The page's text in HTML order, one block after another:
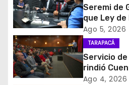
c
i
ó
n
Seremi de
que Ley
Nacional
y el empleo
Ago 5, 2026
TARAPACÁ
Servicio
rindió
Ago 4, 2026